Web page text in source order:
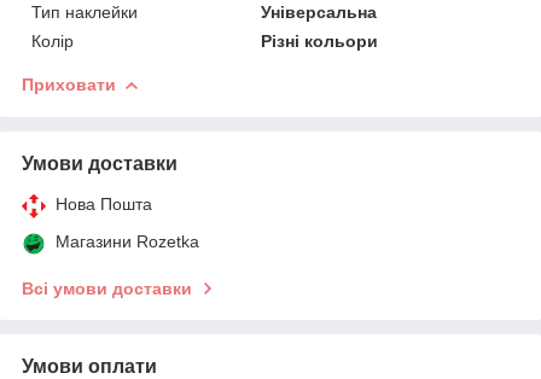
Тип наклейки
Універсальна
Колір
Різні кольори
Приховати
Умови доставки
Нова Пошта
Магазини Rozetka
Всі умови доставки
Умови оплати